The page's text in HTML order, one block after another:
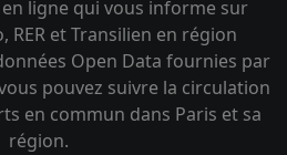
ligne qui vous informe sur
RER et Transilien en région
Open Data fournies par
pouvez suivre la circulation
en commun dans Paris et sa
région.